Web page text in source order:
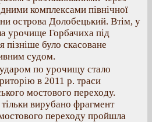
комплексами північної
острова Долобецький. Втім, у
урочище Горбачиха під
пізніше було скасоване
судом.
по урочищу стало
в 2011 р. траси
мостового переходу.
вирубано фрагмент
переходу пройшла